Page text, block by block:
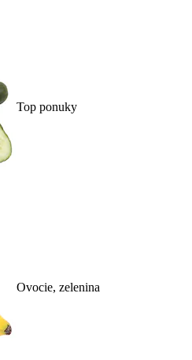
Top ponuky
Ovocie, zelenina